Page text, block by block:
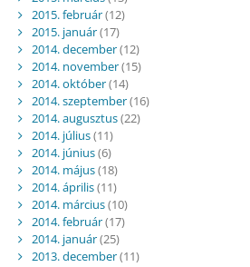
2015. február(12)
2015. január(17)
2014. december(12)
2014. november(15)
2014. október(14)
2014. szeptember(16)
2014. augusztus(22)
2014. július(11)
2014. június(6)
2014. május(18)
2014. április(11)
2014. március(10)
2014. február(17)
2014. január(25)
2013. december(11)